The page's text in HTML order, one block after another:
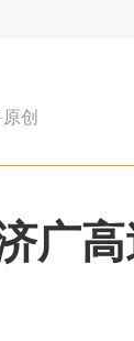
创
广